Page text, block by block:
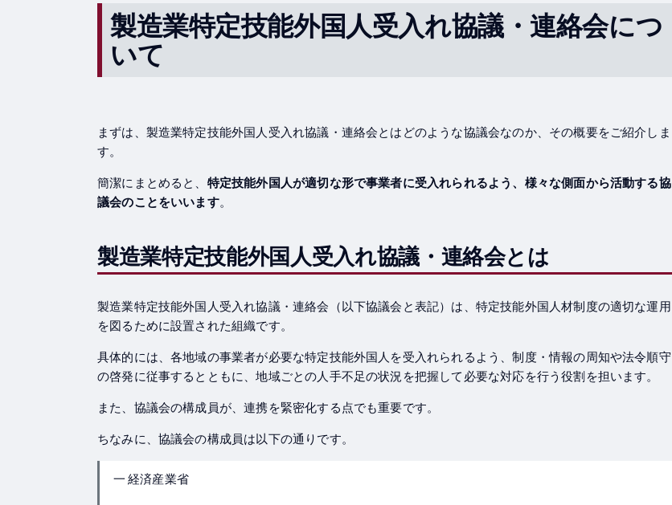
製造業特定技能外国人受入れ協議・連絡会につ
いて
まずは、製造業特定技能外国人受入れ協議・連絡会とはどのような協議会なのか、その概要をご紹介しま
す。
簡潔にまとめると、 特定技能外国人が適切な形で事業者に受入れられるよう、様々な側面から活動する協
議会のことをいいます。
製造業特定技能外国人受入れ協議・連絡会とは
製造業特定技能外国人受入れ協議・連絡会（以下協議会と表記）は、特定技能外国人材制度の適切な運用
を図るために設置された組織です。
具体的には、各地域の事業者が必要な特定技能外国人を受入れられるよう、制度・情報の周知や法令順守
の啓発に従事するとともに、地域ごとの人手不足の状況を把握して必要な対応を行う役割を担います。
また、協議会の構成員が、連携を緊密化する点でも重要です。
ちなみに、協議会の構成員は以下の通りです。
一 経済産業省